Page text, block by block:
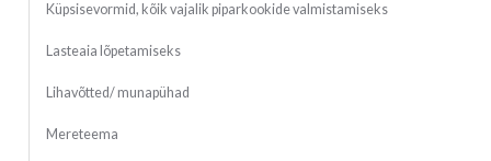
Küpsisevormid, kõik vajalik piparkookide valmistamiseks
Lasteaia lõpetamiseks
Lihavõtted/ munapühad
Mereteema